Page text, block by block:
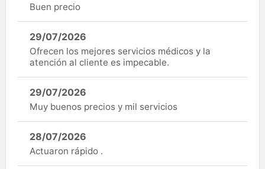
Buen precio
29/07/2026
Ofrecen los mejores servicios médicos y la
atención al cliente es impecable.
29/07/2026
Muy buenos precios y mil servicios
28/07/2026
Actuaron rápido .